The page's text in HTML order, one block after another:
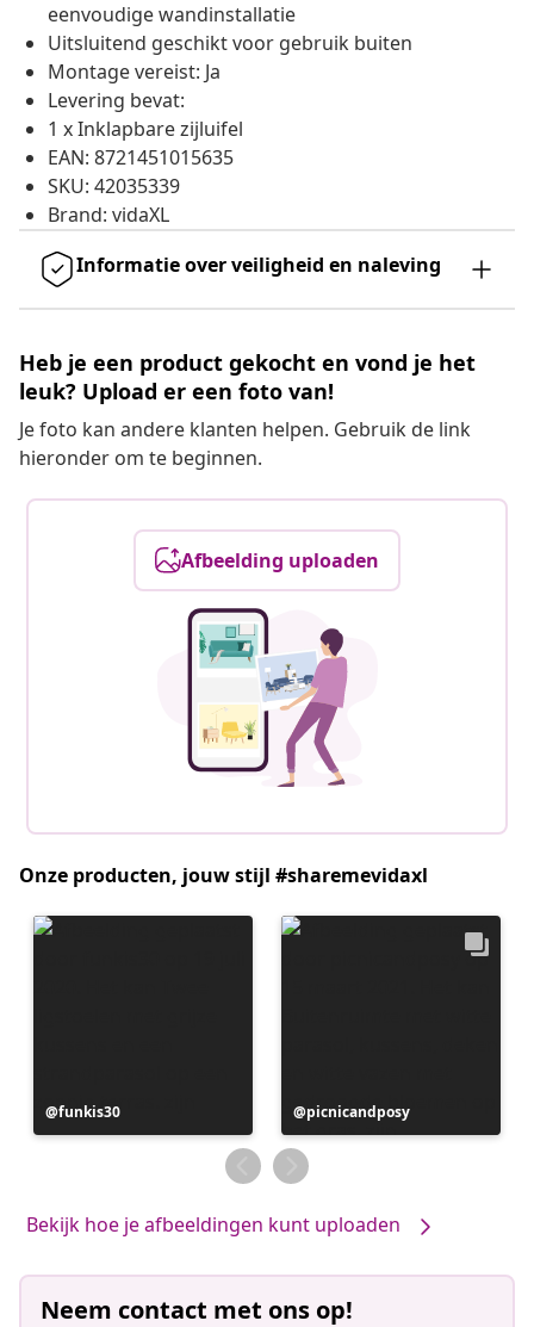
eenvoudige wandinstallatie
Uitsluitend geschikt voor gebruik buiten
Montage vereist: Ja
Levering bevat:
1 x Inklapbare zijluifel
EAN: 8721451015635
SKU: 42035339
Brand: vidaXL
Informatie over veiligheid en naleving
Heb je een product gekocht en vond je het
leuk? Upload er een foto van!
Je foto kan andere klanten helpen. Gebruik de link
hieronder om te beginnen.
Afbeelding uploaden
Onze producten, jouw stijl #sharemevidaxl
Bericht
gepubliceerd
funkis30
Bericht
gepubliceerd
door
picnicandposy
Bekijk hoe je afbeeldingen kunt uploaden
Neem contact met ons op!